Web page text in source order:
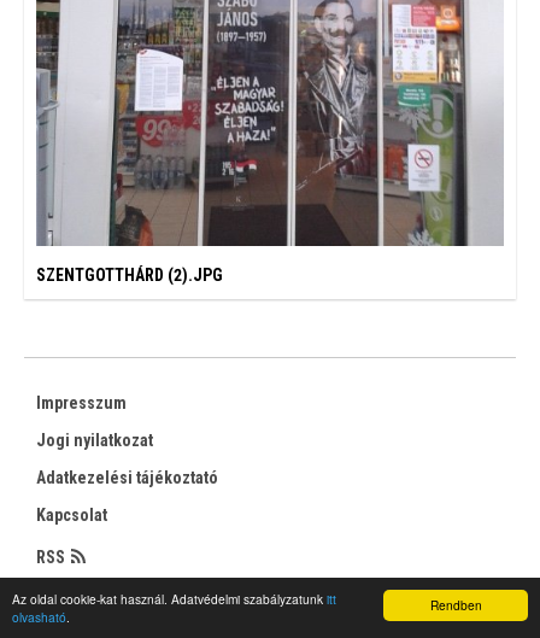
Rendben
Az oldal cookie-kat használ. Adatvédelmi szabályzatunk itt
olvasható.
SZENTGOTTHÁRD (2).JPG
Impresszum
Jogi nyilatkozat
Adatkezelési tájékoztató
Kapcsolat
RSS